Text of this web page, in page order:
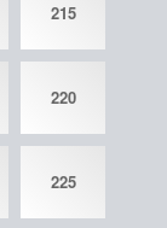
215
220
225